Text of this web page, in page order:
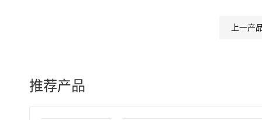
上一产
推荐产品